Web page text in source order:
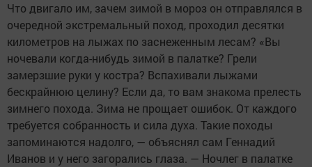
Что двигало им, зачем зимой в мороз он отправлялся в
очередной экстремальный поход, проходил десятки
километров на лыжах по заснеженным лесам? «Вы
ночевали когда-нибудь зимой в палатке? Грели
замерзшие руки у костра? Вспахивали лыжами
бескрайнюю целину? Если да, то вам знакома прелесть
зимнего похода. Зима не прощает ошибок. От каждого
требуется собранность и сила духа. Такие походы
запоминаются надолго, ― объяснял сам Геннадий
Иванов и у него загорались глаза. ― Ночлег в палатке